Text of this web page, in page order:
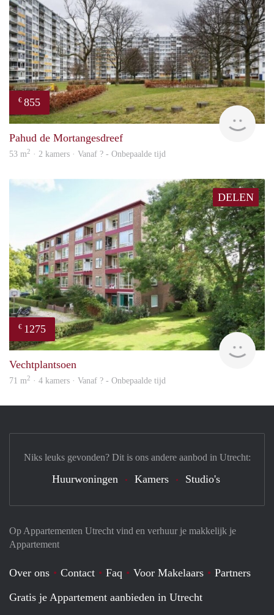
€ 855
rent
Pahud de Mortangesdreef
53 m2 · 2 kamers · Vanaf ? - Onbepaalde tijd
DELEN
€ 1275
Vechtplantsoen
71 m2 · 4 kamers · Vanaf ? - Onbepaalde tijd
Op Appartementen Utrecht vind en verhuur je makkelijk je
Appartement
Over ons Contact Faq Voor Makelaars
Partners
Gratis je Appartement aanbieden in Utrecht
Niks leuks gevonden? Dit is ons andere aanbod in Utrecht:
Huurwoningen Kamers Studio's